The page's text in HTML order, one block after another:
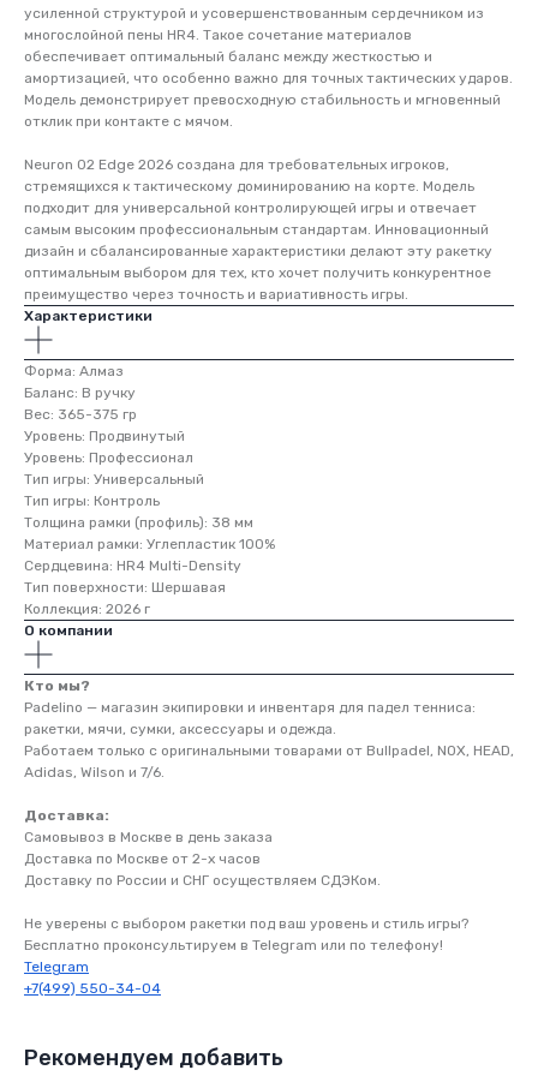
усиленной структурой и усовершенствованным сердечником из
многослойной пены HR4. Такое сочетание материалов
обеспечивает оптимальный баланс между жесткостью и
амортизацией, что особенно важно для точных тактических ударов.
Модель демонстрирует превосходную стабильность и мгновенный
отклик при контакте с мячом.
Neuron 02 Edge 2026 создана для требовательных игроков,
стремящихся к тактическому доминированию на корте. Модель
подходит для универсальной контролирующей игры и отвечает
самым высоким профессиональным стандартам. Инновационный
дизайн и сбалансированные характеристики делают эту ракетку
оптимальным выбором для тех, кто хочет получить конкурентное
преимущество через точность и вариативность игры.
Характеристики
Форма: Алмаз
Баланс: В ручку
Вес: 365-375 гр
Уровень: Продвинутый
Уровень: Профессионал
Тип игры: Универсальный
Тип игры: Контроль
Толщина рамки (профиль): 38 мм
Материал рамки: Углепластик 100%
Сердцевина: HR4 Multi-Density
Тип поверхности: Шершавая
Коллекция: 2026 г
О компании
Кто мы?
Padelino — магазин экипировки и инвентаря для падел тенниса:
ракетки, мячи, сумки, аксессуары и одежда.
Работаем только с оригинальными товарами от Bullpadel, NOX, HEAD,
Adidas, Wilson и 7/6.
Доставка:
Самовывоз в Москве в день заказа
Доставка по Москве от 2-х часов
Доставку по России и СНГ осуществляем СДЭКом.
Не уверены с выбором ракетки под ваш уровень и стиль игры?
Бесплатно проконсультируем в Telegram или по телефону!
Telegram
+7(499) 550-34-04
Рекомендуем добавить
Персонализированный
подбор онлайн
Бесплатная
в ПВЗ по России и СНГ
На сайтевыгоднее
Бесплатная консультация, помогаем
выбрать ракетку и решаем любые
вопросы быстро и удобно
выбираете доставку в ПВЗ. Экспресс